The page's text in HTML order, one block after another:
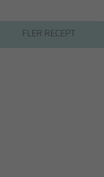
FLER RECEPT